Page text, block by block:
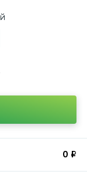
0 ₽